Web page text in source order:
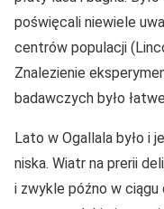
poświęcali niewiele
centrów populacji
Znalezienie
badawczych było
Lato w Ogallala było i
niska. Wiatr na prerii
i zwykle późno w ciągu